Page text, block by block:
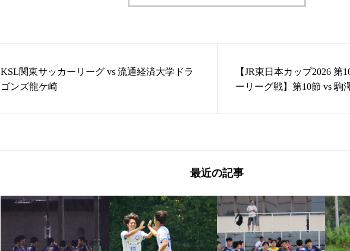
KSL関東サッカーリーグ vs 流通経済大学ドラ
ゴンズ龍ケ崎
【JR東日本カップ2026 第
ーリーグ戦】第10節 vs 駒
最近の記事